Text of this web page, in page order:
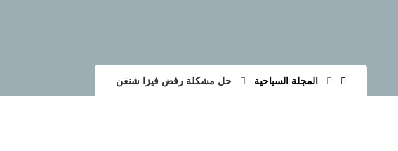
المجلة السياحية حل مشكلة رفض فيزا شنغن